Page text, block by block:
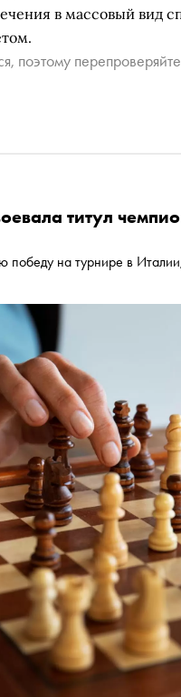
в массовый вид
поэтому
титул
на турнире в